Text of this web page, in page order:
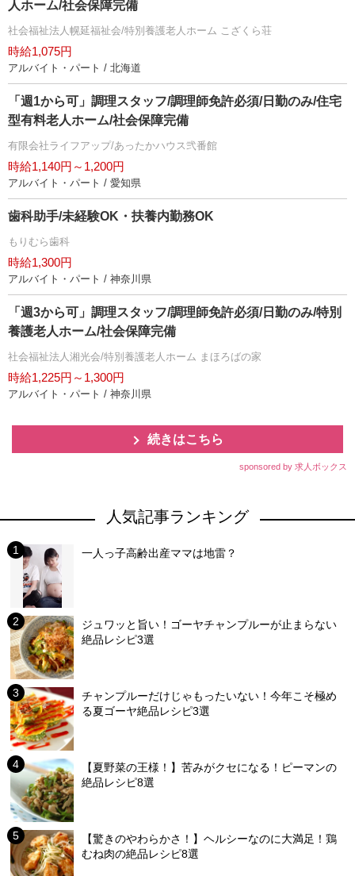
人ホーム/社会保障完備
社会福祉法人幌延福祉会/特別養護老人ホーム こざくら荘
時給1,075円
アルバイト・パート / 北海道
「週1から可」調理スタッフ/調理師免許必須/日勤のみ/住宅
型有料老人ホーム/社会保障完備
有限会社ライフアップ/あったかハウス弐番館
時給1,140円～1,200円
アルバイト・パート / 愛知県
歯科助手/未経験OK・扶養内勤務OK
もりむら歯科
時給1,300円
アルバイト・パート / 神奈川県
「週3から可」調理スタッフ/調理師免許必須/日勤のみ/特別
養護老人ホーム/社会保障完備
社会福祉法人湘光会/特別養護老人ホーム まほろばの家
時給1,225円～1,300円
アルバイト・パート / 神奈川県
続きはこちら
sponsored by 求人ボックス
人気記事ランキング
一人っ子高齢出産ママは地雷？
ジュワッと旨い！ゴーヤチャンプルーが止まらない
絶品レシピ3選
チャンプルーだけじゃもったいない！今年こそ極め
る夏ゴーヤ絶品レシピ3選
【夏野菜の王様！】苦みがクセになる！ピーマンの
絶品レシピ8選
【驚きのやわらかさ！】ヘルシーなのに大満足！鶏
むね肉の絶品レシピ8選